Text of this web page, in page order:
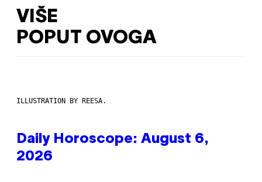
VIŠE
POPUT OVOGA
ILLUSTRATION BY REESA.
Daily Horoscope: August 6,
2026